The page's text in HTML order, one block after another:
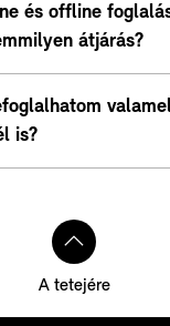
és offline
átjárás?
is?
A tetejére